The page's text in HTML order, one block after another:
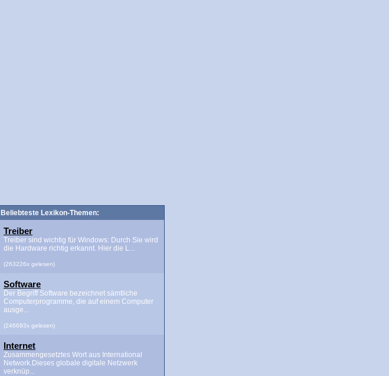
Beliebteste Lexikon-Themen:
Treiber
Treiber sind wichtig für Windows: Durch Sie wird
die Hardware richtig erkannt. Hier die L...
(263226x gelesen)
Software
Der Begriff Software bezeichnet sämtliche
Computerprogramme, die auf einem Computer
ausge...
(246693x gelesen)
Internet
Zusammengesetztes Wort aus International
Network.Dieses globale digitale Netzwerk
verknüp...